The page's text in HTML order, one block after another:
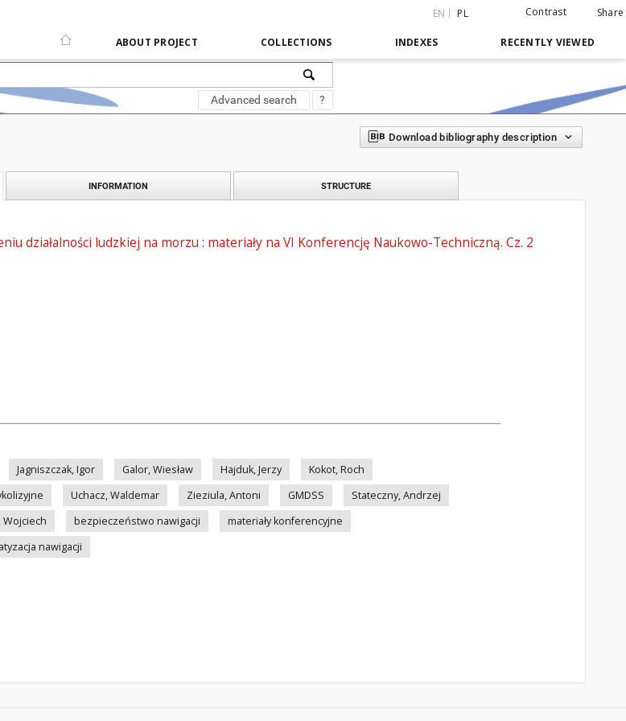
EN PL Contrast Share
ABOUT PROJECT COLLECTIONS INDEXES RECENTLY VIEWED
Advanced search ?
Download bibliography description
INFORMATION STRUCTURE
działalności ludzkiej na morzu : materiały na VI Konferencję Naukowo-Techniczną. Cz. 2
Jagniszczak, Igor Galor, Wiesław Hajduk, Jerzy
Kokot, Roch
Uchacz, Waldemar Zieziula, Antoni GMDSS
Stateczny, Andrzej
Wojciech bezpieczeństwo nawigacji
materiały konferencyjne
nawigacji